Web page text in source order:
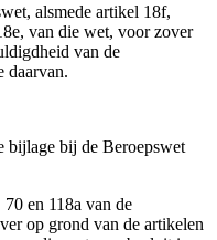
alsmede artikel 18f,
van die wet, voor zover
van de
daarvan.
bijlage bij de Beroepswet
en 118a van de
op grond van de artikelen